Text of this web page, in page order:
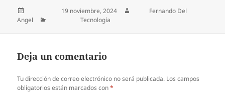
19 noviembre, 2024
Fernando Del
Angel
CategoríasTecnología
Deja un comentario
Tu dirección de correo electrónico no será publicada. Los campos
obligatorios están marcados con*